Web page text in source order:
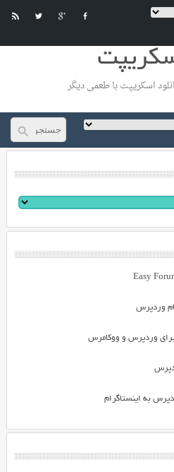
اسکریپت با طعمی دیگر
وردپرس
وردپرس و ووکامرس
به اینستاگرام